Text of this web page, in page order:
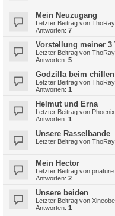
Mein Neuzugang
Letzter Beitrag von
Antworten: 7
Vorstellung meiner 3
Letzter Beitrag von
Antworten: 5
Godzilla beim chillen
Letzter Beitrag von
Antworten: 1
Helmut und Erna
Letzter Beitrag von Phoenix
Antworten: 1
Unsere Rasselbande
Letzter Beitrag von
Mein Hector
Letzter Beitrag von pnature
Antworten: 2
Unsere beiden
Letzter Beitrag von Xineobe
Antworten: 1